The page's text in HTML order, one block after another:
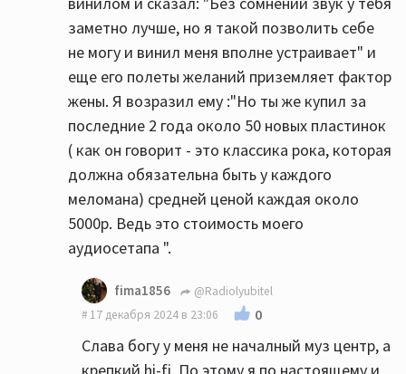
заметно лучше, но я такой позволить себе
не могу и винил меня вполне устраивает" и
еще его полеты желаний приземляет фактор
жены. Я возразил ему :"Но ты же купил за
последние 2 года около 50 новых пластинок
( как он говорит - это классика рока, которая
должна обязательна быть у каждого
меломана) средней ценой каждая около
5000р. Ведь это стоимость моего
аудиосетапа ".
fima1856
@Radiolyubitel
17 декабря 2024 в 23:06
0
Слава богу у меня не началный муз центр, а